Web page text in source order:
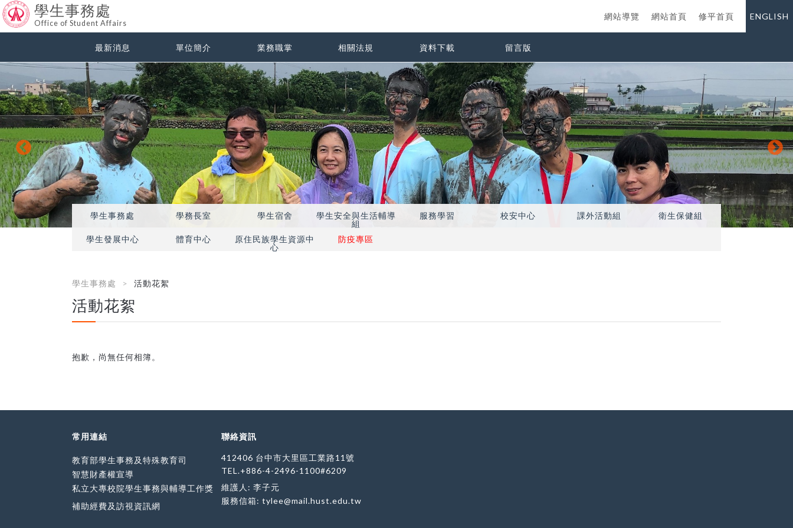
學生事務處
Office of Student Affairs
網站導覽 網站首頁 修平首頁 ENGLISH
最新消息 單位簡介 業務職掌 相關法規 資料下載 留言版
學生事務處 學務長室 學生宿舍
學生安全與生活輔導
組
服務學習 校安中心 課外活動組 衛生保健組
學生發展中心 體育中心
原住民族學生資源中
心
防疫專區
學生事務處 活動花絮
活動花絮
抱歉，尚無任何相簿。
常用連結
教育部學生事務及特殊教育司
智慧財產權宣導
私立大專校院學生事務與輔導工作獎
補助經費及訪視資訊網
聯絡資訊
412406 台中市大里區工業路11號
TEL.+886-4-2496-1100#6209
維護人: 李子元
服務信箱: tylee@mail.hust.edu.tw